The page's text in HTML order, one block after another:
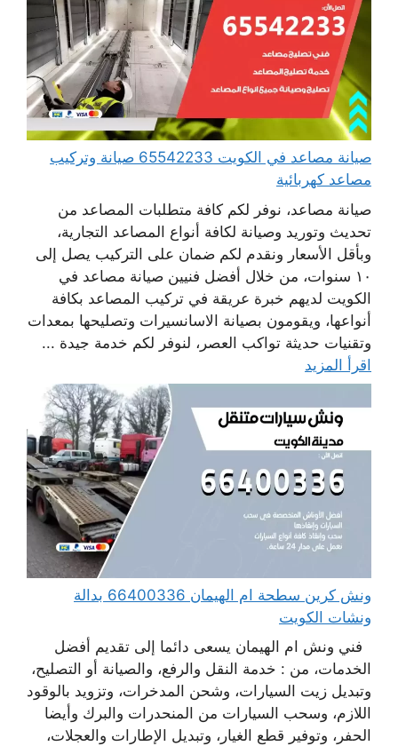
صيانة مصاعد في الكويت 65542233 صيانة وتركيب
مصاعد كهربائية
صيانة مصاعد، نوفر لكم كافة متطلبات المصاعد من
تحديث وتوريد وصيانة لكافة أنواع المصاعد التجارية،
وبأقل الأسعار ونقدم لكم ضمان على التركيب يصل إلى
١٠ سنوات، من خلال أفضل فنيين صيانة مصاعد في
الكويت لديهم خبرة عريقة في تركيب المصاعد بكافة
أنواعها، ويقومون بصيانة الاسانسيرات وتصليحها بمعدات
وتقنيات حديثة تواكب العصر، لنوفر لكم خدمة جيدة ...
اقرأ المزيد
ونش كرين سطحة ام الهيمان 66400336 بدالة
ونشات الكويت
فني ونش ام الهيمان يسعى دائما إلى تقديم أفضل
الخدمات، من : خدمة النقل والرفع، والصيانة أو التصليح،
وتبديل زيت السيارات، وشحن المدخرات، وتزويد بالوقود
اللازم، وسحب السيارات من المنحدرات والبرك وأيضا
الحفر، وتوفير قطع الغيار، وتبديل الإطارات والعجلات،